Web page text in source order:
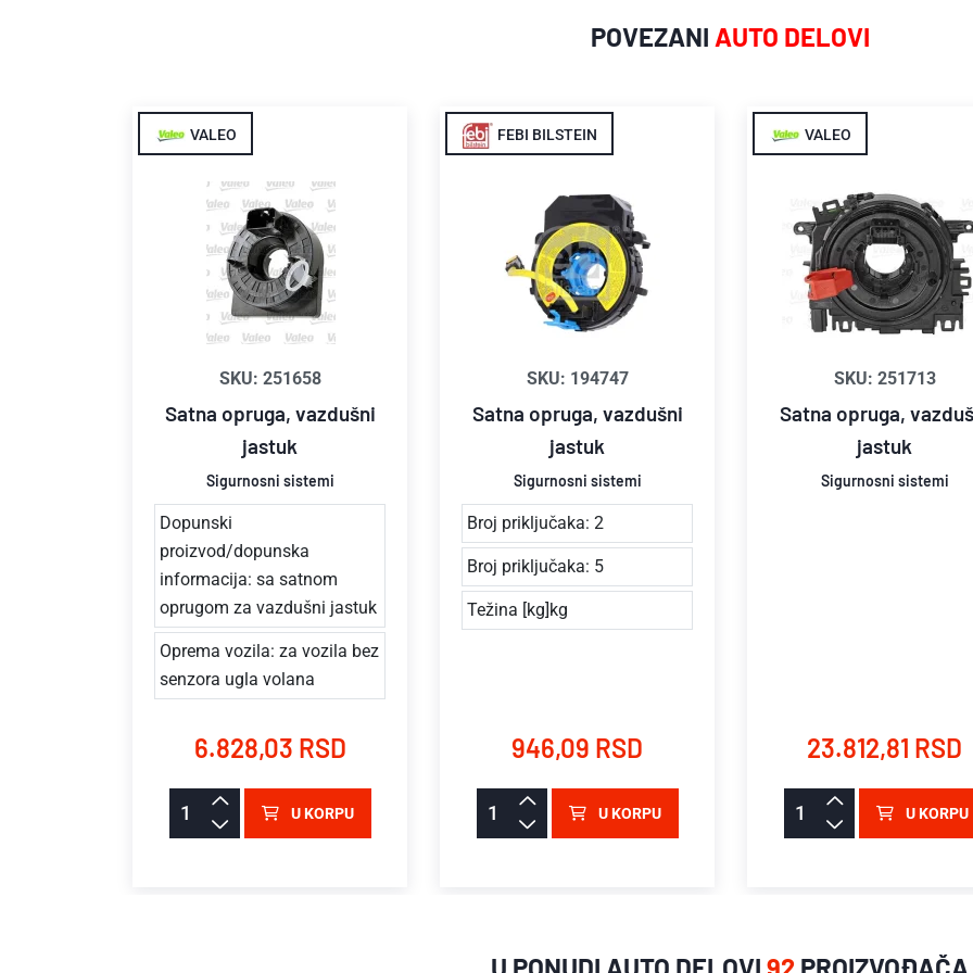
POVEZANI AUTO DELOVI
VALEO
SKU: 251658
Satna opruga, vazdušni
jastuk
Sigurnosni sistemi
Dopunski
proizvod/dopunska
informacija: sa satnom
oprugom za vazdušni jastuk
Oprema vozila: za vozila bez
senzora ugla volana
6.828,03 RSD
U KORPU
FEBI BILSTEIN
SKU: 194747
Satna opruga, vazdušni
jastuk
Sigurnosni sistemi
Broj priključaka: 2
Broj priključaka: 5
Težina [kg]kg
946,09 RSD
U KORPU
VALEO
SKU: 251713
Satna opruga,
jastuk
Sigurnosni sistemi
23.812,81 RSD
U KORPU